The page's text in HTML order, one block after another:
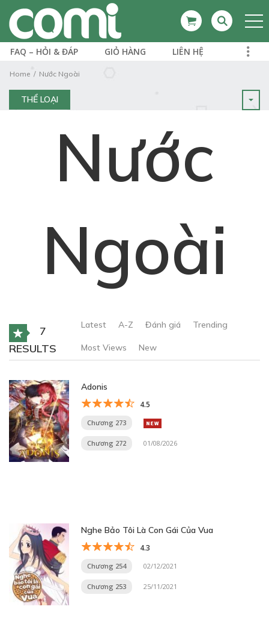
FAQ – HỎI & ĐÁP GIỎ HÀNG LIÊN HỆ
Home Nước Ngoài
THỂ LOẠI
Nước
Ngoài
7
RESULTS
Latest A-Z Đánh giá Trending
Most Views New
Adonis
4.5
Chương 273
Chương 272 01/08/2026
Nghe Bảo Tôi Là Con Gái Của Vua
4.3
Chương 254 02/12/2021
Chương 253 25/11/2021